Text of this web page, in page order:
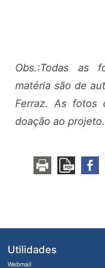
Obs.:Todas as
matéria são de
Ferraz. As fotos
doação ao projeto.
Utilidades
Webmail